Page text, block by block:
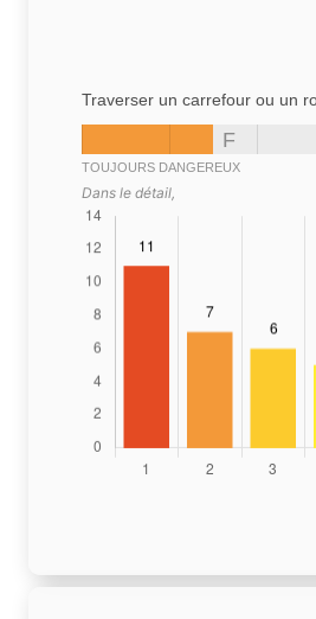
Traverser un carrefour ou un
F
TOUJOURS DANGEREUX
Dans le détail,